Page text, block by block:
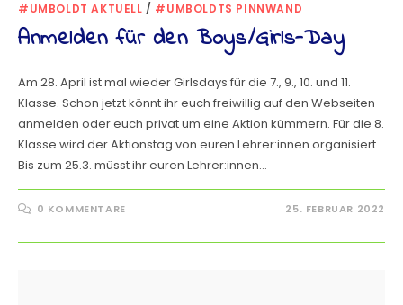
#UMBOLDT AKTUELL / #UMBOLDTS PINNWAND
Anmelden für den Boys/Girls-Day
Am 28. April ist mal wieder Girlsdays für die 7., 9., 10. und 11.
Klasse. Schon jetzt könnt ihr euch freiwillig auf den Webseiten
anmelden oder euch privat um eine Aktion kümmern. Für die 8.
Klasse wird der Aktionstag von euren Lehrer:innen organisiert.
Bis zum 25.3. müsst ihr euren Lehrer:innen…
0 KOMMENTARE 25. FEBRUAR 2022